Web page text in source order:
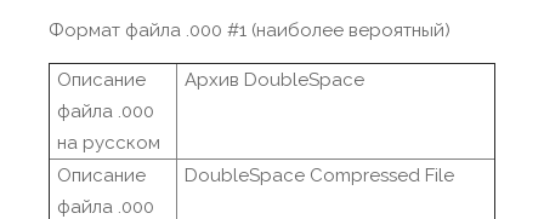
Формат файла .000 #1 (наиболее вероятный)
Описание
файла .000
на русском
Архив DoubleSpace
Описание
файла .000
DoubleSpace Compressed File